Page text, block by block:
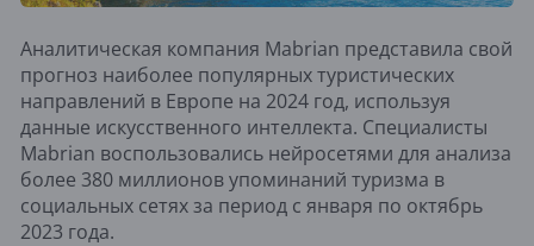
Аналитическая компания Mabrian представила свой
прогноз наиболее популярных туристических
направлений в Европе на 2024 год, используя
данные искусственного интеллекта. Специалисты
Mabrian воспользовались нейросетями для анализа
более 380 миллионов упоминаний туризма в
социальных сетях за период с января по октябрь
2023 года.